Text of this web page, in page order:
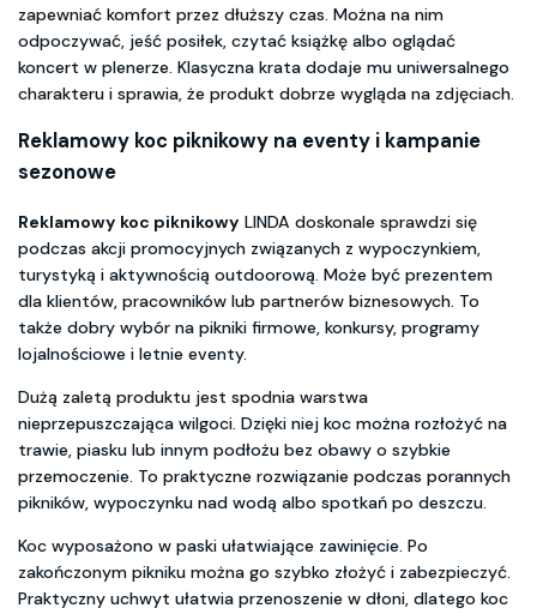
zapewniać komfort przez dłuższy czas. Można na nim
odpoczywać, jeść posiłek, czytać książkę albo oglądać
koncert w plenerze. Klasyczna krata dodaje mu uniwersalnego
charakteru i sprawia, że produkt dobrze wygląda na zdjęciach.
Reklamowy koc piknikowy na eventy i kampanie
sezonowe
Reklamowy koc piknikowy LINDA doskonale sprawdzi się
podczas akcji promocyjnych związanych z wypoczynkiem,
turystyką i aktywnością outdoorową. Może być prezentem
dla klientów, pracowników lub partnerów biznesowych. To
także dobry wybór na pikniki firmowe, konkursy, programy
lojalnościowe i letnie eventy.
Dużą zaletą produktu jest spodnia warstwa
nieprzepuszczająca wilgoci. Dzięki niej koc można rozłożyć na
trawie, piasku lub innym podłożu bez obawy o szybkie
przemoczenie. To praktyczne rozwiązanie podczas porannych
pikników, wypoczynku nad wodą albo spotkań po deszczu.
Koc wyposażono w paski ułatwiające zawinięcie. Po
zakończonym pikniku można go szybko złożyć i zabezpieczyć.
Praktyczny uchwyt ułatwia przenoszenie w dłoni, dlatego koc